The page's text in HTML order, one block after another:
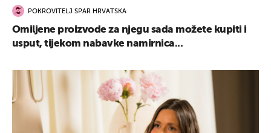
POKROVITELJ SPAR HRVATSKA
Omiljene proizvode za njegu sada možete kupiti i
usput, tijekom nabavke namirnica...